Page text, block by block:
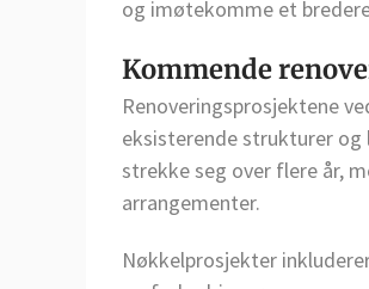
og imøtekomme et
Kommende
Renoveringsprosjektene
eksisterende strukturer og
strekke seg over flere år,
arrangementer.
Nøkkelprosjekter